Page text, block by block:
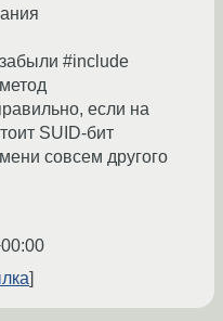
#include
если на
SUID-бит
совсем другого